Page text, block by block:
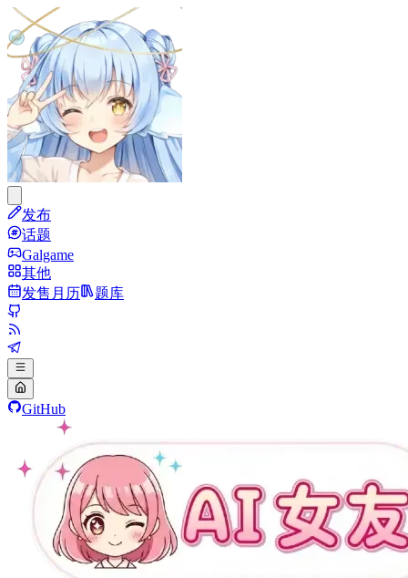
发布
话题
Galgame
其他
发售月历
题库
GitHub